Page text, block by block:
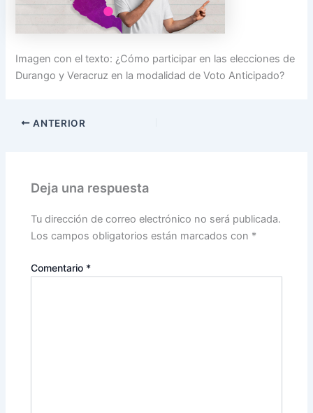
Imagen con el texto: ¿Cómo participar en las elecciones de
Durango y Veracruz en la modalidad de Voto Anticipado?
ANTERIOR
Deja una respuesta
Tu dirección de correo electrónico no será publicada.
Los campos obligatorios están marcados con *
Comentario *